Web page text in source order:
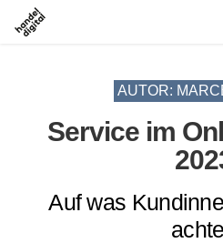
AUTOR:
Service im
Auf was